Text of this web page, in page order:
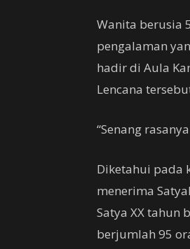
Wanita berusia
pengalaman
hadir di Aula
Lencana
“Senang
Diketahui pada
menerima
Satya XX tahun
berjumlah 95